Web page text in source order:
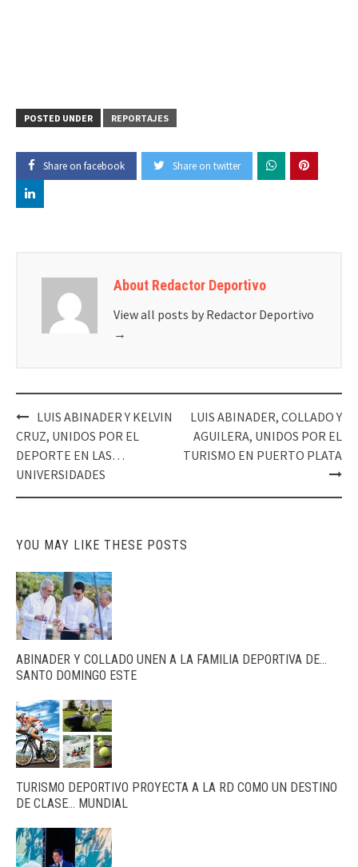
POSTED UNDER REPORTAJES
Share on facebook Share on twitter
About Redactor Deportivo
View all posts by Redactor Deportivo
→
Post
navigation
LUIS ABINADER Y KELVIN
CRUZ, UNIDOS POR EL
DEPORTE EN LAS…
UNIVERSIDADES
LUIS ABINADER, COLLADO Y
AGUILERA, UNIDOS POR EL
TURISMO EN PUERTO PLATA
YOU MAY LIKE THESE POSTS
ABINADER Y COLLADO UNEN A LA FAMILIA DEPORTIVA DE…
SANTO DOMINGO ESTE
TURISMO DEPORTIVO PROYECTA A LA RD COMO UN DESTINO
DE CLASE… MUNDIAL